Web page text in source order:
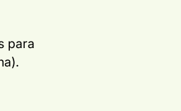
para